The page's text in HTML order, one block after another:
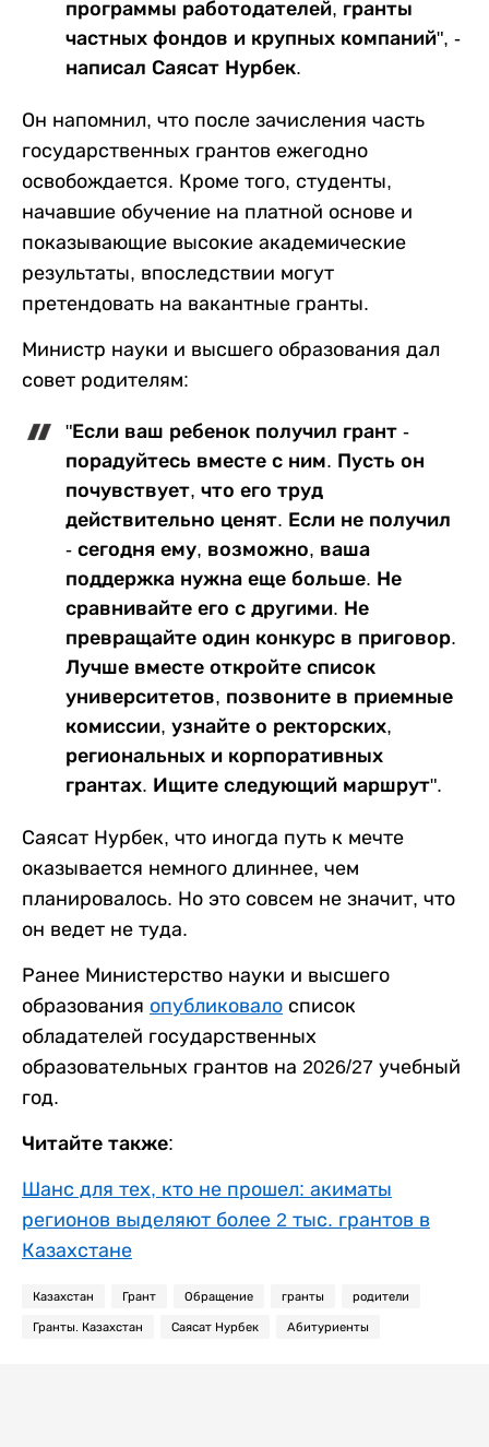
программы работодателей, гранты
частных фондов и крупных компаний", -
написал Саясат Нурбек.
Он напомнил, что после зачисления часть
государственных грантов ежегодно
освобождается. Кроме того, студенты,
начавшие обучение на платной основе и
показывающие высокие академические
результаты, впоследствии могут
претендовать на вакантные гранты.
Министр науки и высшего образования дал
совет родителям:
"Если ваш ребенок получил грант -
порадуйтесь вместе с ним. Пусть он
почувствует, что его труд
действительно ценят. Если не получил
- сегодня ему, возможно, ваша
поддержка нужна еще больше. Не
сравнивайте его с другими. Не
превращайте один конкурс в приговор.
Лучше вместе откройте список
университетов, позвоните в приемные
комиссии, узнайте о ректорских,
региональных и корпоративных
грантах. Ищите следующий маршрут".
Саясат Нурбек, что иногда путь к мечте
оказывается немного длиннее, чем
планировалось. Но это совсем не значит, что
он ведет не туда.
Ранее Министерство науки и высшего
образования опубликовало список
обладателей государственных
образовательных грантов на 2026/27 учебный
год.
Читайте также:
Шанс для тех, кто не прошел: акиматы
регионов выделяют более 2 тыс. грантов в
Казахстане
Казахстан Грант Обращение гранты родители
Гранты. Казахстан Саясат Нурбек Абитуриенты